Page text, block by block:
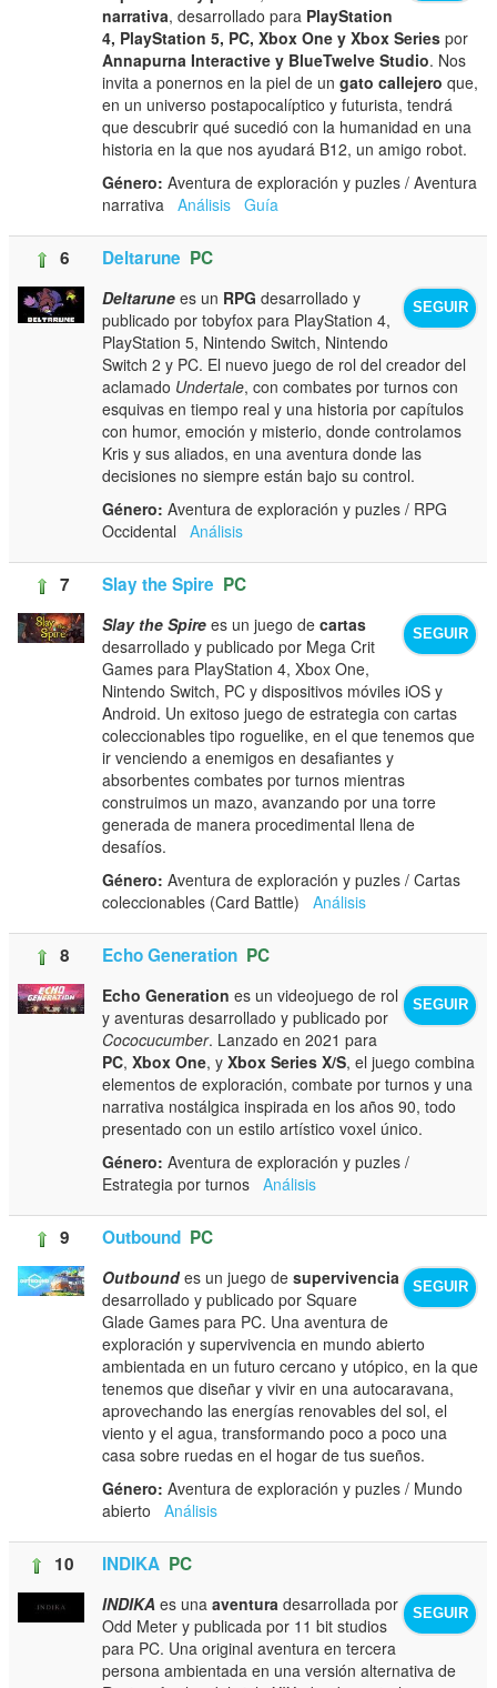
narrativa, desarrollado para PlayStation
4, PlayStation 5, PC, Xbox One y Xbox Series por
Annapurna Interactive y BlueTwelve Studio. Nos
invita a ponernos en la piel de ungato callejero que,
en un universo postapocalíptico y futurista, tendrá
que descubrir qué sucedió con la humanidad en una
historia en la que nos ayudará B12, un amigo robot.
Género: Aventura de exploración y puzles / Aventura
narrativaAnálisis Guía
6 Deltarune PC
SEGUIR
Deltarune es un RPG desarrollado y
publicado por tobyfox para PlayStation 4,
PlayStation 5, Nintendo Switch, Nintendo
Switch 2 y PC. El nuevo juego de rol del creador del
aclamado Undertale, con combates por turnos con
esquivas en tiempo real y una historia por capítulos
con humor, emoción y misterio, donde controlamos
Kris y sus aliados, en una aventura donde las
decisiones no siempre están bajo su control.
Género: Aventura de exploración y puzles / RPG
OccidentalAnálisis
7 Slay the Spire PC
SEGUIR
Slay the Spire es un juego decartas
desarrollado y publicado por Mega Crit
Games para PlayStation 4, Xbox One,
Nintendo Switch, PC y dispositivos móviles iOS y
Android. Un exitoso juego de estrategia con cartas
coleccionables tipo roguelike, en el que tenemos que
ir venciendo a enemigos en desafiantes y
absorbentes combates por turnos mientras
construimos un mazo, avanzando por una torre
generada de manera procedimental llena de
desafíos.
Género: Aventura de exploración y puzles / Cartas
coleccionables (Card Battle)Análisis
8 Echo Generation PC
SEGUIR
Echo Generation es un videojuego de rol
y aventuras desarrollado y publicado por
Cococucumber. Lanzado en 2021 para
PC,Xbox One, yXbox Series X/S, el juego combina
elementos de exploración, combate por turnos y una
narrativa nostálgica inspirada en los años 90, todo
presentado con un estilo artístico voxel único.
Género: Aventura de exploración y puzles /
Estrategia por turnosAnálisis
9 Outbound PC
SEGUIR
Outboundes un juego desupervivencia
desarrollado y publicado por Square
Glade Games para PC. Una aventura de
exploración y supervivencia en mundo abierto
ambientada en un futuro cercano y utópico, en la que
tenemos que diseñar y vivir en una autocaravana,
aprovechando las energías renovables del sol, el
viento y el agua, transformando poco a poco una
casa sobre ruedas en el hogar de tus sueños.
Género: Aventura de exploración y puzles / Mundo
abiertoAnálisis
10 INDIKA PC
SEGUIR
INDIKA es unaaventura desarrollada por
Odd Meter y publicada por 11 bit studios
para PC. Una original aventura en tercera
persona ambientada en una versión alternativa de